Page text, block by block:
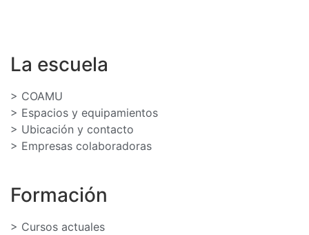
La escuela
> COAMU
> Espacios y equipamientos
> Ubicación y contacto
> Empresas colaboradoras
Formación
> Cursos actuales